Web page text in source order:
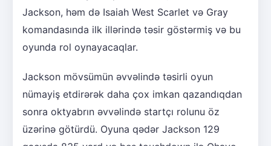
Jackson, həm də Isaiah West Scarlet və Gray
komandasında ilk illərində təsir göstərmiş və bu
oyunda rol oynayacaqlar.
Jackson mövsümün əvvəlində təsirli oyun
nümayiş etdirərək daha çox imkan qazandıqdan
sonra oktyabrın əvvəlində startçı rolunu öz
üzərinə götürdü. Oyuna qədər Jackson 129